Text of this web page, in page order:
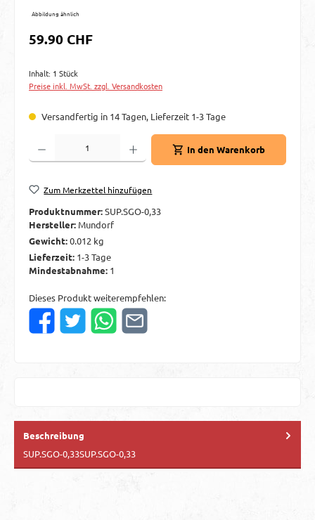
Abbildung ähnlich
Regulärer Preis:
59.90 CHF
Inhalt: 1 Stück
Preise inkl. MwSt. zzgl. Versandkosten
Versandfertig in 14 Tagen, Lieferzeit 1-3 Tage
Produkt Anzahl: Gib den gewünschten Wert ein oder benutze die Schaltflächen
In den Warenkorb
Zum Merkzettel hinzufügen
Produktnummer:SUP.SGO-0,33
Hersteller: Mundorf
Gewicht:0.012 kg
Lieferzeit: 1-3 Tage
Mindestabnahme: 1
Dieses Produkt weiterempfehlen:
Beschreibung
SUP.SGO-0,33SUP.SGO-0,33